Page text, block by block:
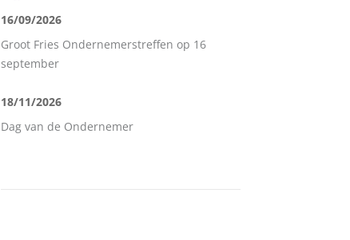
16/09/2026
Groot Fries Ondernemerstreffen op 16
september
18/11/2026
Dag van de Ondernemer